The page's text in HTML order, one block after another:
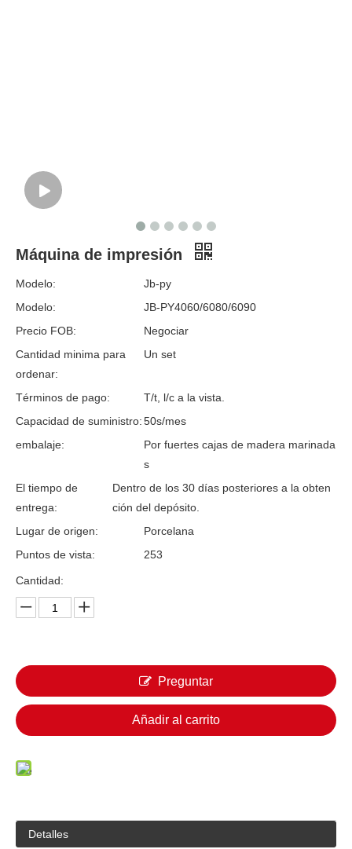
Máquina de impresión
Modelo:
Jb-py
Modelo:
JB-PY4060/6080/6090
Precio FOB:
Negociar
Cantidad minima para
ordenar:
Un set
Términos de pago:
T/t, l/c a la vista.
Capacidad de suministro:50s/mes
embalaje:
Por fuertes cajas de madera marinada
s
El tiempo de
entrega:
Dentro de los 30 días posteriores a la obten
ción del depósito.
Lugar de origen:
Porcelana
Puntos de vista:
253
Cantidad:
Preguntar
Añadir al carrito
Detalles